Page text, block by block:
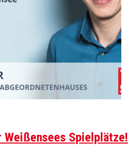
Weißensees Spielplätze!